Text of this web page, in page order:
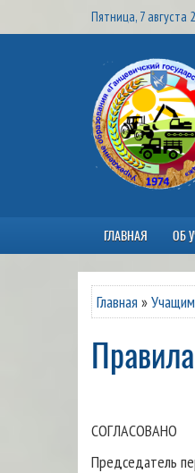
Пятница, 7 августа
ГЛАВНАЯ ОБ
Главная »
СОГЛАСОВАНО
Председатель